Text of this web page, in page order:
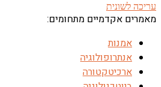
עריכה לשונית
מאמרים אקדמיים מתחומים:
אמנות
אנתרופולוגיה
ארכיטקטורה